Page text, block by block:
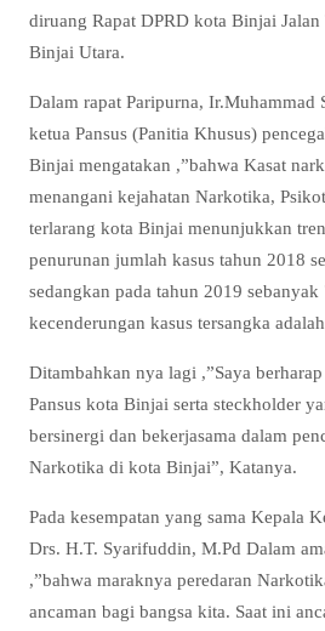
diruang Rapat DPRD kota Binjai
Binjai Utara.
Dalam rapat Paripurna, Ir.Muhammad
ketua Pansus (Panitia Khusus)
Binjai mengatakan ,”bahwa Kasat
menangani kejahatan Narkotika,
terlarang kota Binjai menunjukkan
penurunan jumlah kasus tahun 2018
sedangkan pada tahun 2019 sebanyak
kecenderungan kasus tersangka
Ditambahkan nya lagi ,”Saya
Pansus kota Binjai serta steckholder
bersinergi dan bekerjasama dalam
Narkotika di kota Binjai”, Katanya.
Pada kesempatan yang sama Kepala
Drs. H.T. Syarifuddin, M.Pd Dalam
,”bahwa maraknya peredaran
ancaman bagi bangsa kita. Saat ini